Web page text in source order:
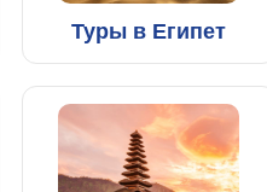
Туры в Египет